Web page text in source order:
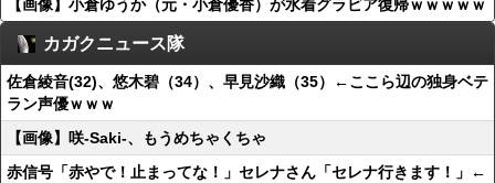
【画像】小倉ゆうか（元・小倉優香）が水着グラビア復帰ｗｗｗｗｗ
カガクニュース隊
佐倉綾音(32)、悠木碧（34）、早見沙織（35）←ここら辺の独身ベテ
ラン声優ｗｗｗ
【画像】咲-Saki-、もうめちゃくちゃ
赤信号「赤やで！止まってな！」セレナさん「セレナ行きます！」←